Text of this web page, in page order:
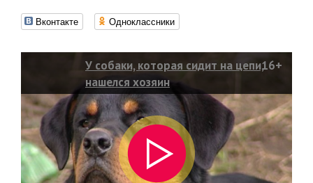
Вконтакте Одноклассники
У собаки, которая сидит на цепи,
нашелся хозяин
16+